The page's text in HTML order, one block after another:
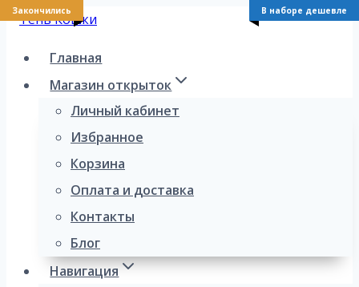
Перейти
содержимому
Главная
Магазин открыток
Личный кабинет
Избранное
Корзина
Оплата и доставка
Контакты
Блог
Навигация
Закончились
Закончились
Закончились
Закончились
Закончились
Закончились
Закончились
Закончились
Закончились В наборе дешевле